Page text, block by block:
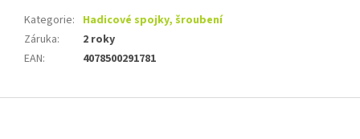
Kategorie: Hadicové spojky, šroubení
Záruka:
2 roky
EAN: 4078500291781